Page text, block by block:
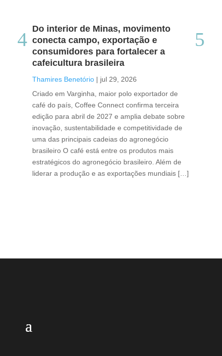
Do interior de Minas, movimento
conecta campo, exportação e
consumidores para fortalecer a
cafeicultura brasileira
Thamires Benetório | jul 29, 2026
Criado em Varginha, maior polo exportador de
café do país, Coffee Connect confirma terceira
edição para abril de 2027 e amplia debate sobre
inovação, sustentabilidade e competitividade de
uma das principais cadeias do agronegócio
brasileiro O café está entre os produtos mais
estratégicos do agronegócio brasileiro. Além de
liderar a produção e as exportações mundiais […]